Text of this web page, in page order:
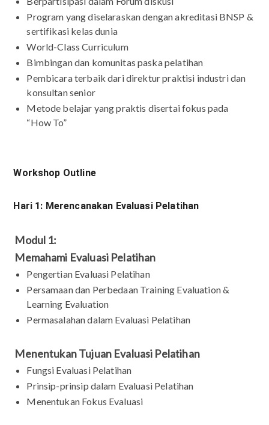
Program yang diselaraskan dengan akreditasi BNSP &
sertifikasi kelas dunia
World-Class Curriculum
Bimbingan dan komunitas paska pelatihan
Pembicara terbaik dari direktur praktisi industri dan
konsultan senior
Metode belajar yang praktis disertai fokus pada
“How To”
Workshop Outline
Hari 1: Merencanakan Evaluasi Pelatihan
Modul 1:
Memahami Evaluasi Pelatihan
Pengertian Evaluasi Pelatihan
Persamaan dan Perbedaan Training Evaluation &
Learning Evaluation
Permasalahan dalam Evaluasi Pelatihan
Menentukan Tujuan Evaluasi Pelatihan
Fungsi Evaluasi Pelatihan
Prinsip-prinsip dalam Evaluasi Pelatihan
Menentukan Fokus Evaluasi